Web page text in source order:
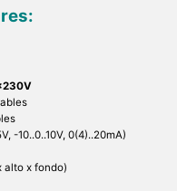
-10..0..10V, 0(4)..20mA)
alto x fondo)